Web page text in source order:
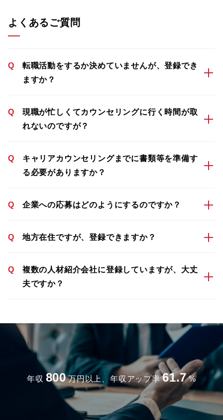
よくあるご質問
Q
転職活動をするか決めていませんが、登録でき
ますか？
Q
現職が忙しくてカウンセリングに行く時間が取
れないのですが？
Q
キャリアカウンセリングまでに書類等を準備す
る必要がありますか？
Q 企業への応募はどのようにするのですか？
Q 地方在住ですが、登録できますか？
Q
複数の人材紹介会社に登録していますが、大丈
夫ですか？
年収 800 万円以上、年収アップ率 61.7 %